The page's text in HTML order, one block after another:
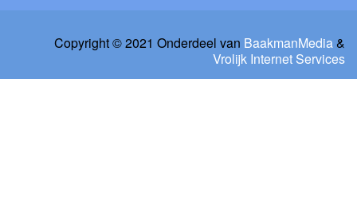
Copyright © 2021 Onderdeel van BaakmanMedia&
Vrolijk Internet Services